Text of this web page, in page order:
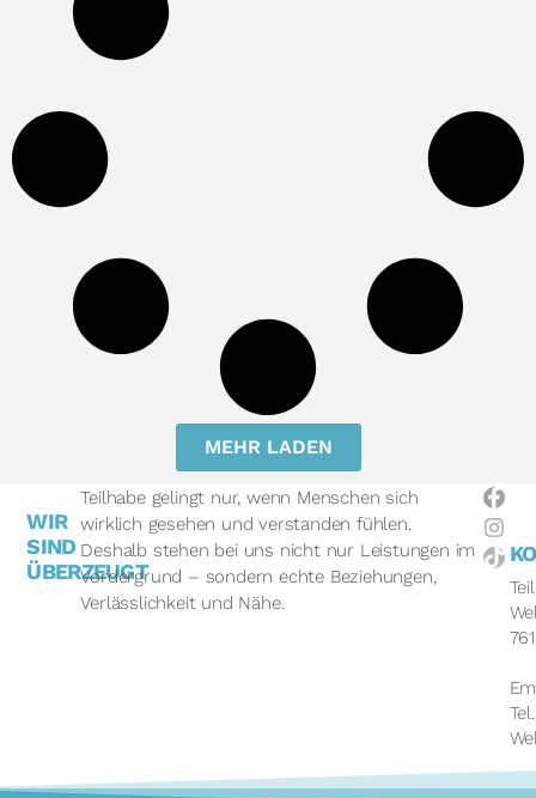
MEHR LADEN
WIR
SIND
ÜBERZEUGT
Teilhabe gelingt nur, wenn Menschen sich
wirklich gesehen und verstanden fühlen.
Deshalb stehen bei uns nicht nur Leistungen im
Vordergrund – sondern echte Beziehungen,
Verlässlichkeit und Nähe.